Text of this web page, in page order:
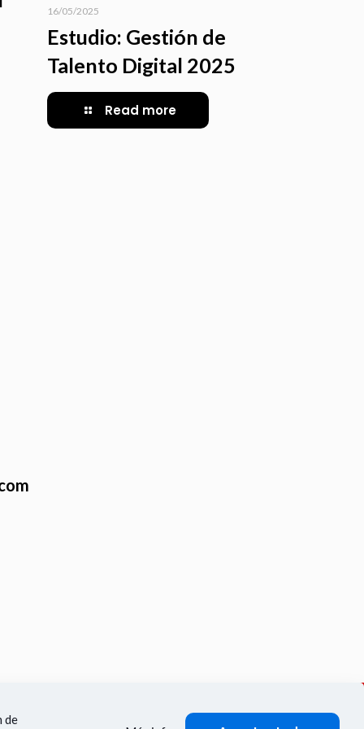
16/05/2025
Estudio: Gestión de
Talento Digital 2025
Read more
de